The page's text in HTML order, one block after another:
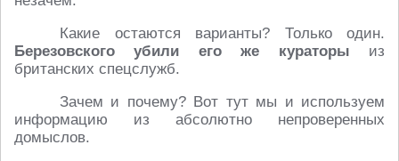
Какие остаются варианты? Только один.
Березовского убили его же кураторы из
британских спецслужб.
Зачем и почему? Вот тут мы и используем
информацию из абсолютно непроверенных
домыслов.